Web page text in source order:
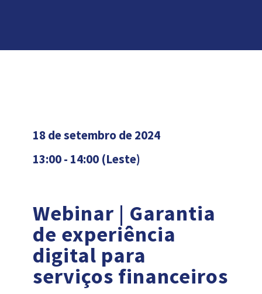
18 de setembro de 2024
13:00 - 14:00 (Leste)
Webinar | Garantia
de experiência
digital para
serviços financeiros